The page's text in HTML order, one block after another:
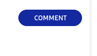
COMMENT